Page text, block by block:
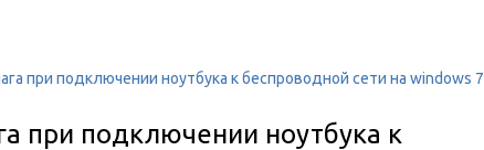
при подключении ноутбука к беспроводной сети на windows 7
при подключении ноутбука к